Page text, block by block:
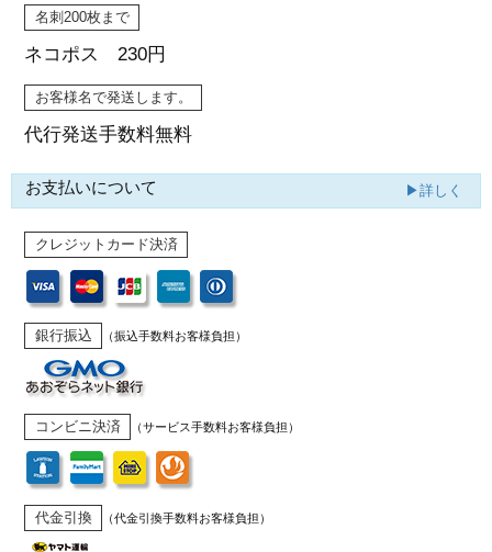
名刺200枚まで
ネコポス 230円
お客様名で発送します。
代行発送手数料無料
お支払いについて ▶詳しく
クレジットカード決済
銀行振込 （振込手数料お客様負担）
コンビニ決済 （サービス手数料お客様負担）
代金引換 （代金引換手数料お客様負担）